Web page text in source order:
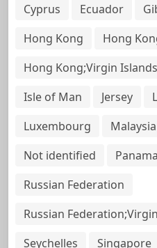
Cyprus
Ecuador
Hong Kong
Hong
Hong Kong;Virgin Islands
Isle of Man
Jersey
Luxembourg
Malaysia
Not identified
Panama
Russian Federation
Russian
Seychelles
Singapore